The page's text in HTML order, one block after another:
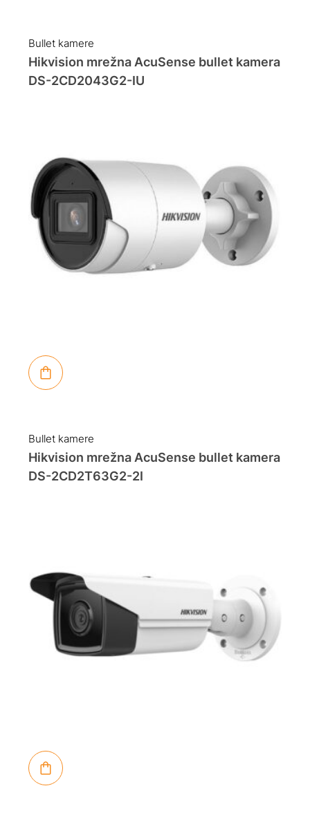
Bullet kamere
Hikvision mrežna AcuSense bullet kamera
DS-2CD2043G2-IU
Bullet kamere
Hikvision mrežna AcuSense bullet kamera
DS-2CD2T63G2-2I